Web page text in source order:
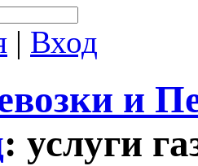
| Вход
и
: услуги